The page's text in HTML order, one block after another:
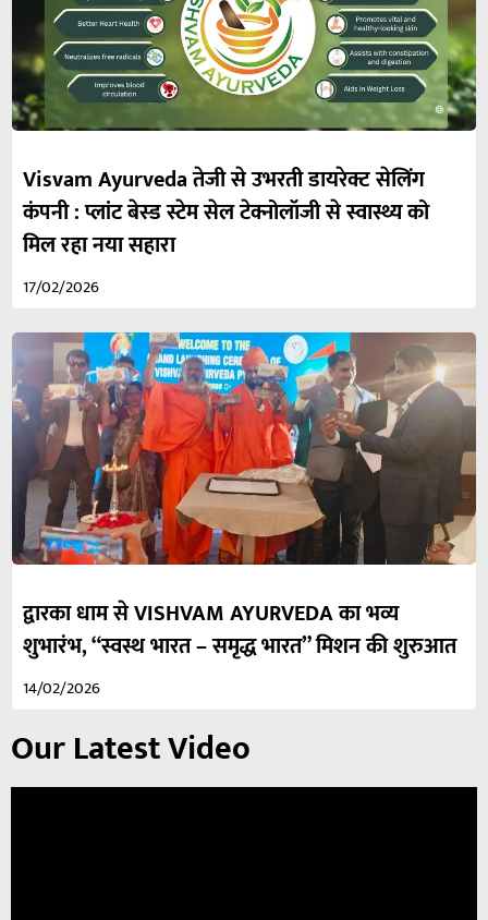
Visvam Ayurveda तेजी से उभरती डायरेक्ट सेलिंग
कंपनी : प्लांट बेस्ड स्टेम सेल टेक्नोलॉजी से स्वास्थ्य को
मिल रहा नया सहारा
17/02/2026
द्वारका धाम से VISHVAM AYURVEDA का भव्य
शुभारंभ, “स्वस्थ भारत – समृद्ध भारत” मिशन की शुरुआत
14/02/2026
Our Latest Video